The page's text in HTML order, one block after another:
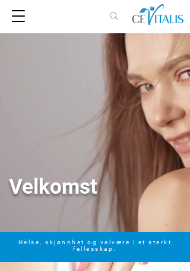
Velkomst
Helse, skjønnhet og velvære i et sterkt
fellesskap.